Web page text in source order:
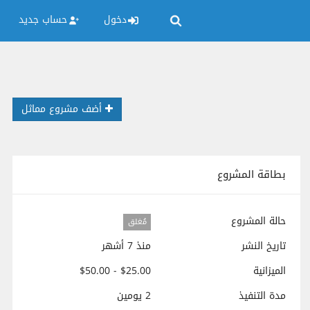
دخول حساب جديد
أضف مشروع مماثل
بطاقة المشروع
حالة المشروع مُغلق
تاريخ النشر
منذ 7 أشهر
الميزانية
$25.00 - $50.00
مدة التنفيذ
2 يومين